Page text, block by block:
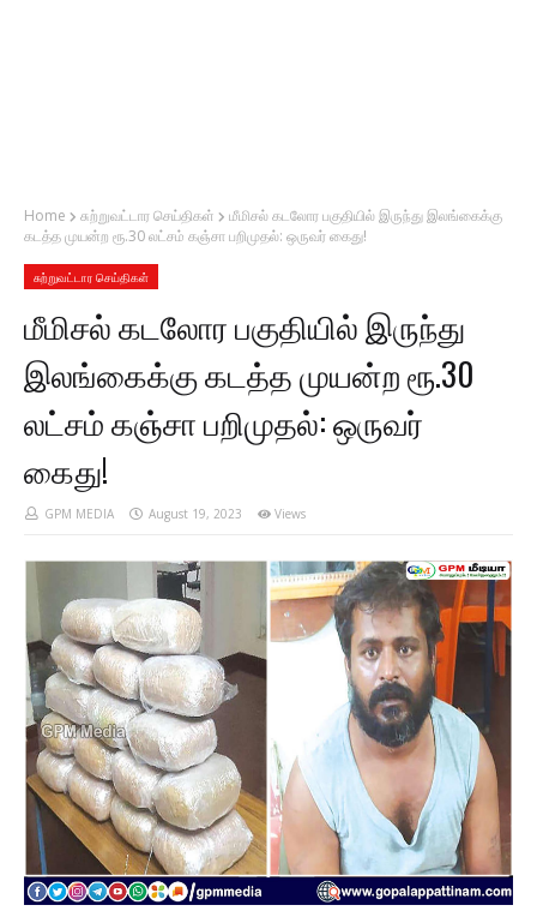
Home சுற்றுவட்டார செய்திகள்
மீமிசல் கடலோர பகுதியில் இருந்து இலங்கைக்கு
கடத்த முயன்ற ரூ.30 லட்சம் கஞ்சா பறிமுதல்: ஒருவர் கைது!
சுற்றுவட்டார செய்திகள்
மீமிசல் கடலோர பகுதியில் இருந்து
இலங்கைக்கு கடத்த முயன்ற ரூ.30
லட்சம் கஞ்சா பறிமுதல்: ஒருவர்
கைது!
GPM MEDIA August 19, 2023 Views